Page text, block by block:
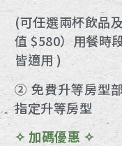
(可任選兩杯飲品
值 $580）用餐時
皆適用 )
➁ 免費升等房型
指定升等房型
✧ 加碼優惠 ✧